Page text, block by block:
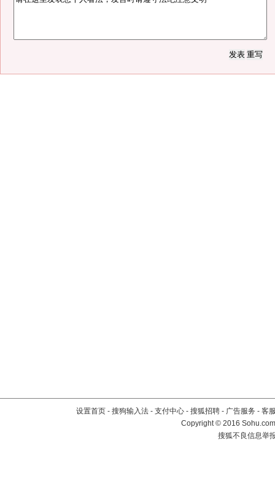
设置首页 - 搜狗输入法 - 支付中心 - 搜狐招聘 - 广告服务 - 客
Copyright©2016
搜狐不良信息举